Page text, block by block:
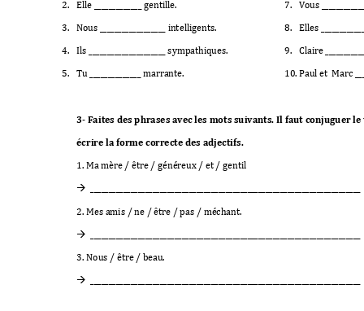
2. Elle _____________ gentille.
3. Nous __________________ intelligents.
4. Ils _____________________ sympathiques.
5. Tu ______________ marrante.
7. Vous
8. Elles
9. Claire
10. Paul et  Marc
3- Faites des phrases avec les mots suivants. Il faut conjuguer
écrire la forme correcte des adjectifs.
1. Ma mère / être / généreux / et / gentil

2. Mes amis / ne / être / pas / méchant.

3. Nous / être / beau.
